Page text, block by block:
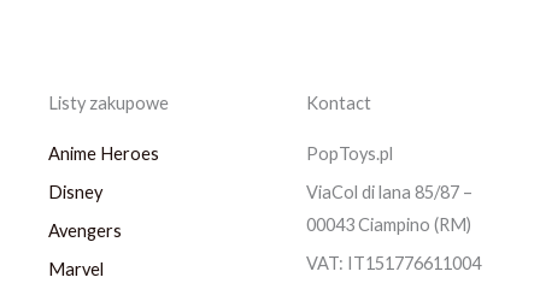
Listy zakupowe
Anime Heroes
Disney
Avengers
Marvel
Kontact
PopToys.pl
ViaCol di lana 85/87 –
00043 Ciampino (RM)
VAT: IT151776611004